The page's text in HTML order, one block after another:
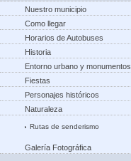
Nuestro municipio
Como llegar
Horarios de Autobuses
Historia
Entorno urbano y monumentos
Fiestas
Personajes históricos
Naturaleza
Rutas de senderismo
Galería Fotográfica